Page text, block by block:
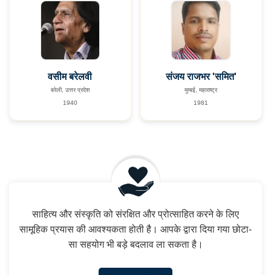
वसीम बरेलवी
बरेली, उत्तर प्रदेश
1940
संजय राजभर 'समित'
मुम्बई, महाराष्ट्र
1981
साहित्य और संस्कृति को संरक्षित और प्रोत्साहित करने के लिए
सामूहिक प्रयास की आवश्यकता होती है। आपके द्वारा दिया गया छोटा-
सा सहयोग भी बड़े बदलाव ला सकता है।